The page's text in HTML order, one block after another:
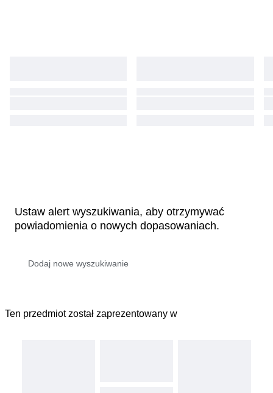
Ustaw alert wyszukiwania, aby otrzymywać
powiadomienia o nowych dopasowaniach.
Ten przedmiot został zaprezentowany w